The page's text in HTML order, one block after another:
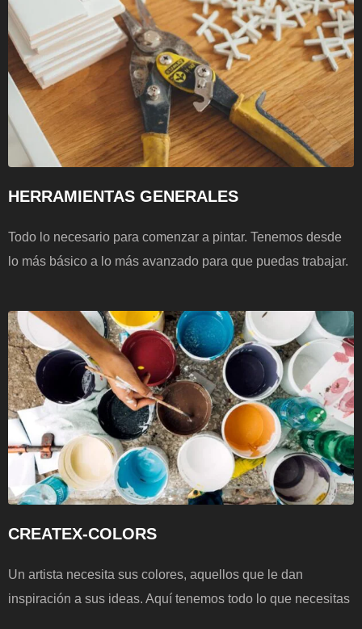
HERRAMIENTAS GENERALES
Todo lo necesario para comenzar a pintar. Tenemos desde
lo más básico a lo más avanzado para que puedas trabajar.
CREATEX-COLORS
Un artista necesita sus colores, aquellos que le dan
inspiración a sus ideas. Aquí tenemos todo lo que necesitas